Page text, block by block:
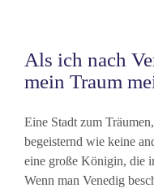
Als ich nach
mein Traum
Eine Stadt zum
begeisternd wie keine
eine große Königin, die
Wenn man Venedig